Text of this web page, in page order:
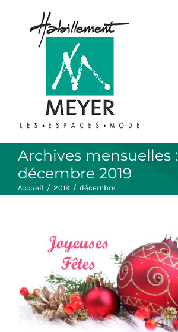
Archives mensuelles :
décembre 2019
Accueil / 2019 / décembre